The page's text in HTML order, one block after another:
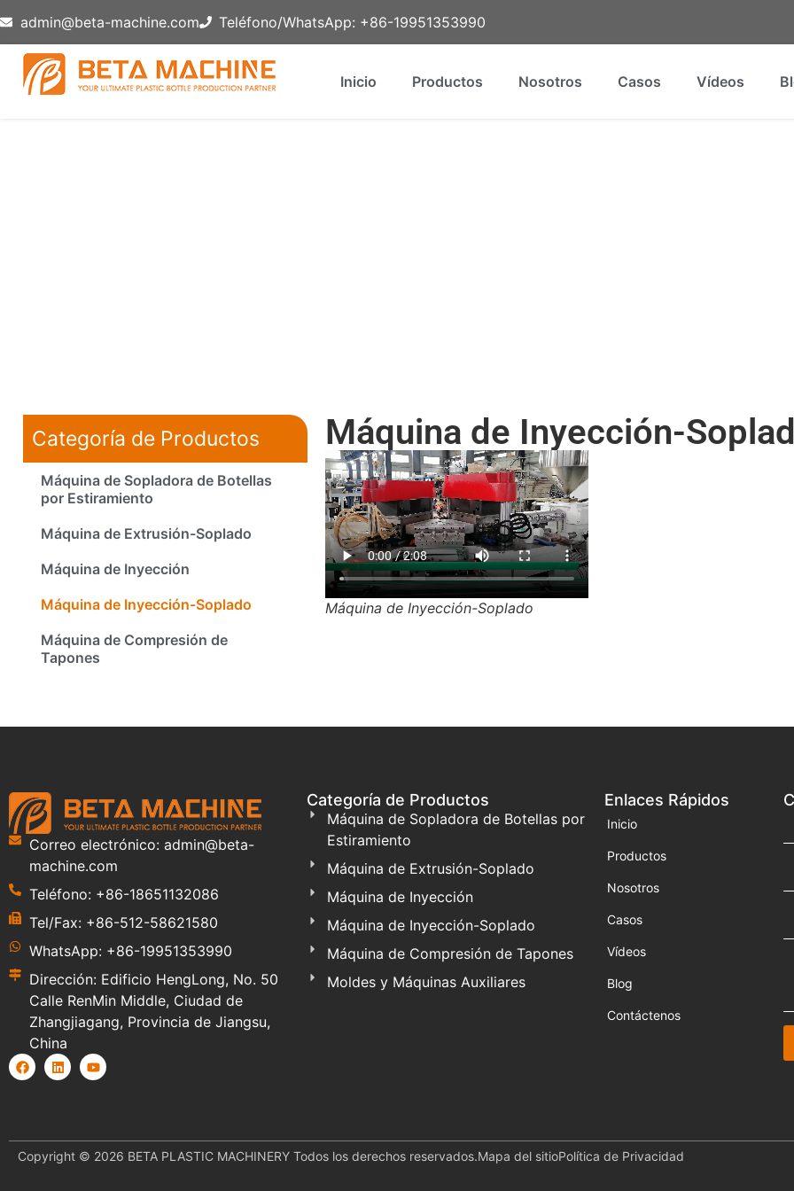
admin@beta-machine.com Teléfono/WhatsApp: +86-19951353990
Inicio Productos Nosotros Casos Vídeos
Categoría de Productos
Máquina de Sopladora de Botellas
por Estiramiento
Máquina de Extrusión-Soplado
Máquina de Inyección
Máquina de Inyección-Soplado
Máquina de Compresión de
Tapones
Máquina de Inyección-
Máquina de Inyección-Soplado
Correo electrónico: admin@beta-
machine.com
Teléfono: +86-18651132086
Tel/Fax: +86-512-58621580
WhatsApp: +86-19951353990
Dirección: Edificio HengLong, No. 50
Calle RenMin Middle, Ciudad de
Zhangjiagang, Provincia de Jiangsu,
China
Categoría de Productos
Máquina de Sopladora de Botellas por
Estiramiento
Máquina de Extrusión-Soplado
Máquina de Inyección
Máquina de Inyección-Soplado
Máquina de Compresión de Tapones
Moldes y Máquinas Auxiliares
Enlaces Rápidos
Inicio
Productos
Nosotros
Casos
Vídeos
Blog
Contáctenos
Copyright © 2026 BETA PLASTIC MACHINERY Todos los derechos reservados.Mapa del sitioPolítica de Privacidad